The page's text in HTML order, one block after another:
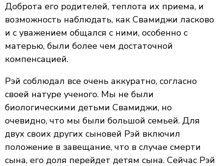
Доброта его родителей, теплота их приема, и
возможность наблюдать, как Свамиджи ласково
и с уважением общался с ними, особенно с
матерью, были более чем достаточной
компенсацией.
Рэй соблюдал все очень аккуратно, согласно
своей натуре ученого. Мы не были
биологическими детьми Свамиджи, но
очевидно, что мы были большой семьей. Для
двух своих других сыновей Рэй включил
положение в завещание, что в случае смерти
сына, его доля перейдет детям сына. Сейчас Рэй